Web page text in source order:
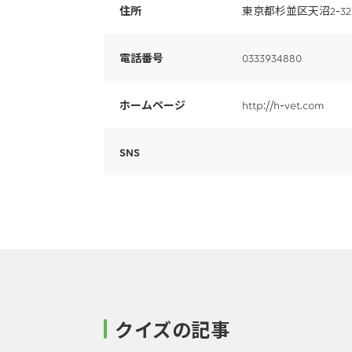
住所 東京都杉並区天沼2-
電話番号 0333934880
ホームページ http://h-vet.com
SNS
クイズの記事